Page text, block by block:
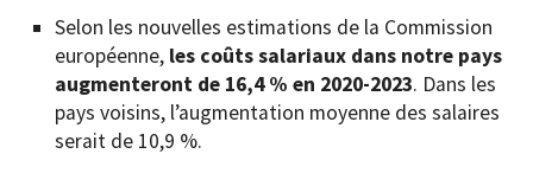
Selon les nouvelles estimations de la Commission
européenne, les coûts salariaux dans notre pays
augmenteront de 16,4 % en 2020-2023. Dans les
pays voisins, l’augmentation moyenne des salaires
serait de 10,9 %.